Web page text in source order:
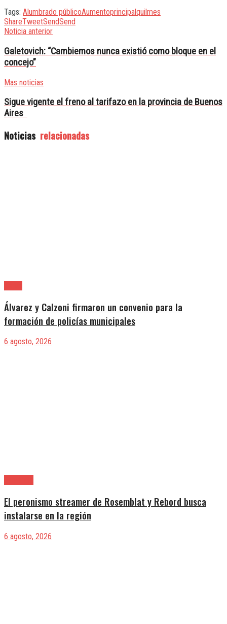
Tags: Alumbrado públicoAumentoprincipalquilmes
ShareTweetSendSend
Noticia anterior
Galetovich: “Cambiemos nunca existió como bloque en el
concejo”
Mas noticias
Sigue vigente el freno al tarifazo en la provincia de Buenos
Aires
Noticias relacionadas
Álvarez y Calzoni firmaron un convenio para la
formación de policías municipales
6 agosto, 2026
El peronismo streamer de Rosemblat y Rebord busca
instalarse en la región
6 agosto, 2026